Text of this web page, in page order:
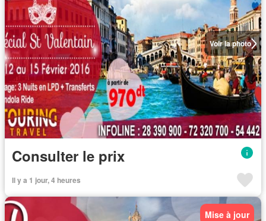
Voir la photo
Consulter le prix
Il y a 1 jour, 4 heures
Mise à jour